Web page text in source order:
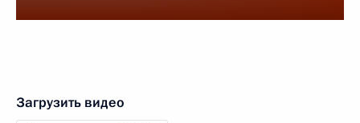
Загрузить видео